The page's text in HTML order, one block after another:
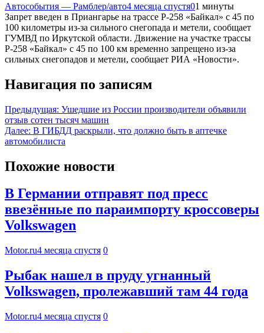
Автособытия — Рамблер/авто4 месяца спустя01 минуты
Запрет введен в Приангарье на трассе Р-258 «Байкал» с 45 по
100 километры из-за сильного снегопада и метели, сообщает
ГУМВД по Иркутской области. Движение на участке трассы
Р-258 «Байкал» с 45 по 100 км временно запрещено из-за
сильных снегопадов и метели, сообщает РИА «Новости».
Навигация по записям
Предыдущая: Ушедшие из России производители объявили
отзыв сотен тысяч машин
Далее: В ГИБДД раскрыли, что должно быть в аптечке
автомобилиста
Похожие новости
В Германии отправят под пресс
ввезённые по параимпорту кроссоверы
Volkswagen
Motor.ru4 месяца спустя 0
Рыбак нашел в пруду угнанный
Volkswagen, пролежавший там 44 года
Motor.ru4 месяца спустя 0